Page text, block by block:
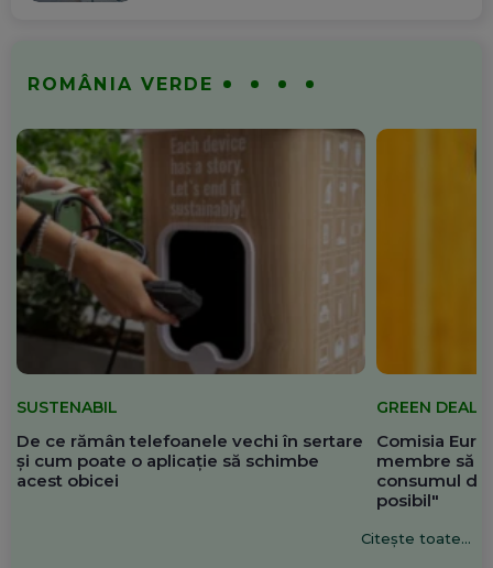
ROMÂNIA VERDE
SUSTENABIL
De ce rămân telefoanele vechi în sertare
și cum poate o aplicație să schimbe
acest obicei
GREEN DEAL
Comisia
membre să
consumul de
posibil"
Citește toate...